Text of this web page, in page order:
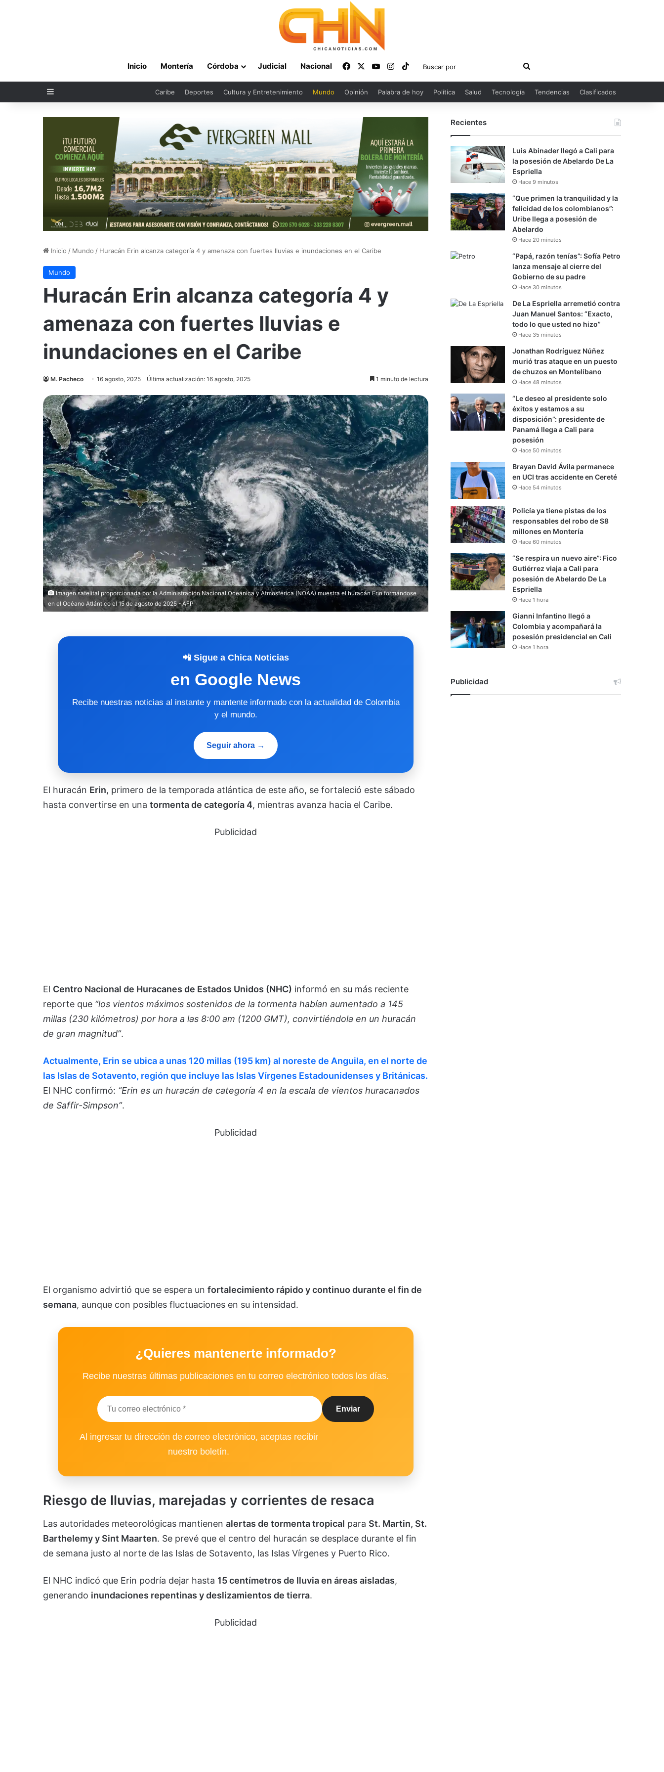
Inicio Montería Córdoba Judicial Nacional FacebookYouTubeInstagram
TikTok
Buscar
por
Sidebar Caribe Deportes Cultura y Entretenimiento Mundo Opinión Palabra de hoy Política Salud Tecnología Tendencias Clasificados
Inicio / Mundo / Huracán Erin alcanza categoría 4 y amenaza con fuertes lluvias e inundaciones en el Caribe
Mundo
Huracán Erin alcanza categoría 4 y
amenaza con fuertes lluvias e
inundaciones en el Caribe
M. Pacheco 16 agosto, 2025 Última actualización: 16 agosto, 2025 1 minuto de lectura
Imagen satelital proporcionada por la Administración Nacional Oceánica y Atmosférica (NOAA) muestra el huracán Erin formándose
en el Océano Atlántico el 15 de agosto de 2025 - AFP
📲 Sigue a Chica Noticias
en Google News
Recibe nuestras noticias al instante y mantente informado con la actualidad de Colombia
y el mundo.
Seguir ahora →
El huracán Erin, primero de la temporada atlántica de este año, se fortaleció este sábado
hasta convertirse en una tormenta de categoría 4, mientras avanza hacia el Caribe.
Publicidad
El Centro Nacional de Huracanes de Estados Unidos (NHC) informó en su más reciente
reporte que “los vientos máximos sostenidos de la tormenta habían aumentado a 145
millas (230 kilómetros) por hora a las 8:00 am (1200 GMT), convirtiéndola en un huracán
de gran magnitud”.
Actualmente, Erin se ubica a unas 120 millas (195 km) al noreste de Anguila, en el norte de
las Islas de Sotavento, región que incluye las Islas Vírgenes Estadounidenses y Británicas.
El NHC confirmó: “Erin es un huracán de categoría 4 en la escala de vientos huracanados
de Saffir-Simpson”.
Publicidad
El organismo advirtió que se espera un fortalecimiento rápido y continuo durante el fin de
semana, aunque con posibles fluctuaciones en su intensidad.
¿Quieres mantenerte informado?
Recibe nuestras últimas publicaciones en tu correo electrónico todos los días.
Al ingresar tu dirección de correo electrónico, aceptas recibir
nuestro boletín.
Riesgo de lluvias, marejadas y corrientes de resaca
Las autoridades meteorológicas mantienen alertas de tormenta tropical para St. Martin, St.
Barthelemy y Sint Maarten. Se prevé que el centro del huracán se desplace durante el fin
de semana justo al norte de las Islas de Sotavento, las Islas Vírgenes y Puerto Rico.
El NHC indicó que Erin podría dejar hasta 15 centímetros de lluvia en áreas aisladas,
generando inundaciones repentinas y deslizamientos de tierra.
Publicidad
Recientes
Luis Abinader llegó a Cali para
la posesión de Abelardo De La
Espriella
Hace 9 minutos
“Que primen la tranquilidad y la
felicidad de los colombianos”:
Uribe llega a posesión de
Abelardo
Hace 20 minutos
“Papá, razón tenías”: Sofía Petro
lanza mensaje al cierre del
Gobierno de su padre
Hace 30 minutos
De La Espriella arremetió contra
Juan Manuel Santos: “Exacto,
todo lo que usted no hizo”
Hace 35 minutos
Jonathan Rodríguez Núñez
murió tras ataque en un puesto
de chuzos en Montelíbano
Hace 48 minutos
“Le deseo al presidente solo
éxitos y estamos a su
disposición”: presidente de
Panamá llega a Cali para
posesión
Hace 50 minutos
Brayan David Ávila permanece
en UCI tras accidente en Cereté
Hace 54 minutos
Policía ya tiene pistas de los
responsables del robo de $8
millones en Montería
Hace 60 minutos
“Se respira un nuevo aire”: Fico
Gutiérrez viaja a Cali para
posesión de Abelardo De La
Espriella
Hace 1 hora
Gianni Infantino llegó a
Colombia y acompañará la
posesión presidencial en Cali
Hace 1 hora
Publicidad